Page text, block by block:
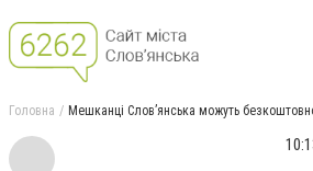
Головна Мешканці Слов’янська можуть